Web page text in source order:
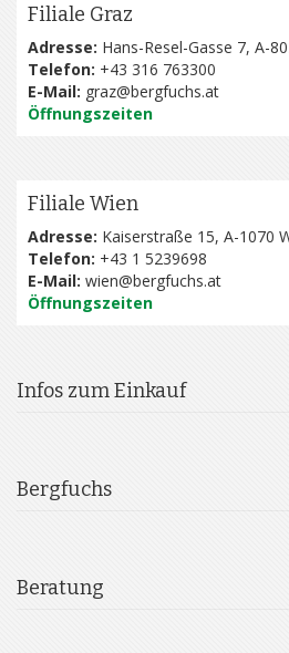
Filiale Graz
Adresse: Hans-Resel-Gasse 7, A-
Telefon: +43 316 763300
E-Mail: graz@bergfuchs.at
Öffnungszeiten
Filiale Wien
Adresse: Kaiserstraße 15, A-1070
Telefon: +43 1 5239698
E-Mail: wien@bergfuchs.at
Öffnungszeiten
Infos zum Einkauf
Bergfuchs
Beratung